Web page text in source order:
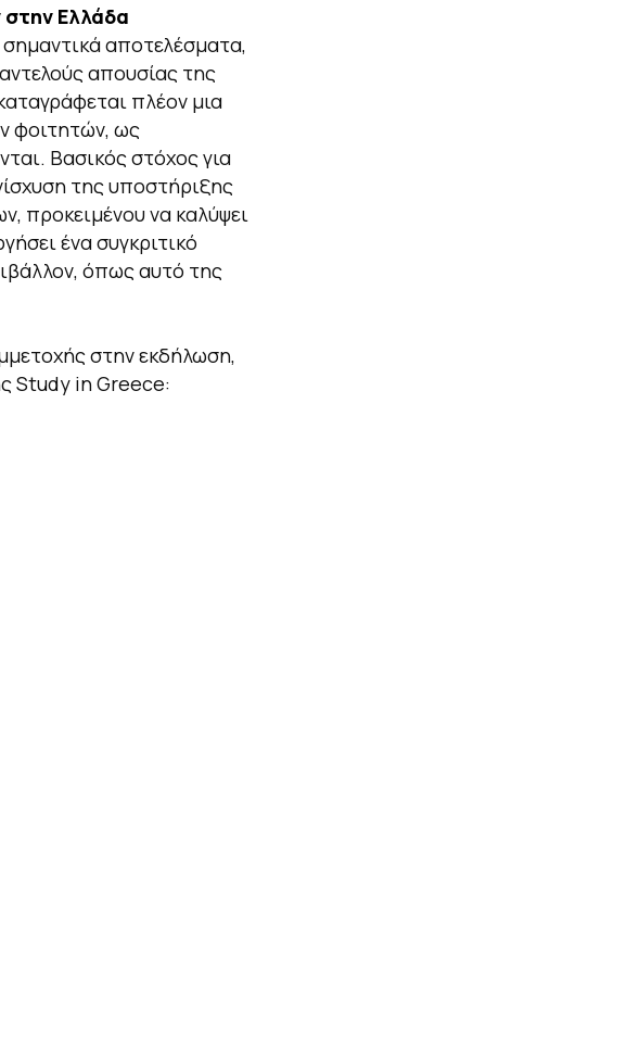
Ελλάδα
αποτελέσματα,
απουσίας της
πλέον μια
φοιτητών, ως
Βασικός στόχος για
της υποστήριξης
προκειμένου να καλύψει
ένα συγκριτικό
όπως αυτό της
στην εκδήλωση,
Study in Greece: